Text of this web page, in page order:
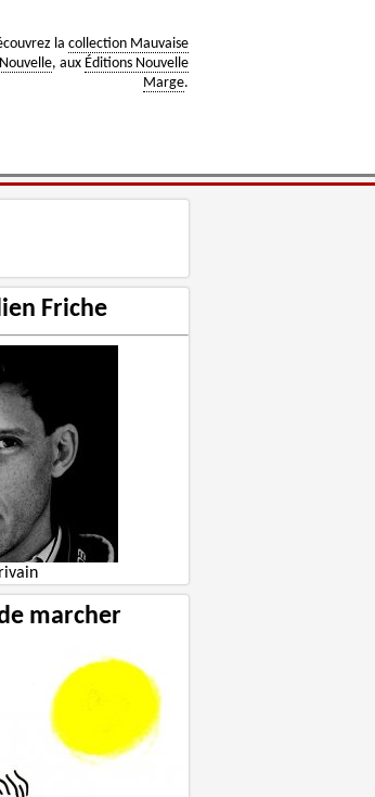
la collection Mauvaise
Nouvelle, aux Éditions Nouvelle
Marge.
Friche
marcher